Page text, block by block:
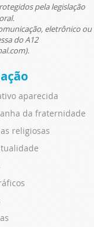
pela legislação
eletrônico ou
do A12
aparecida
da fraternidade
religiosas